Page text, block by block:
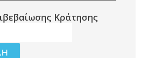
Κράτησης